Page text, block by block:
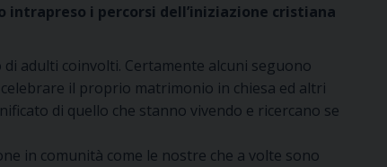
i percorsi dell’iniziazione cristiana
adulti coinvolti. Certamente alcuni seguono
il proprio matrimonio in chiesa ed altri
di quello che stanno vivendo e ricercano se
in comunità come le nostre che a volte sono